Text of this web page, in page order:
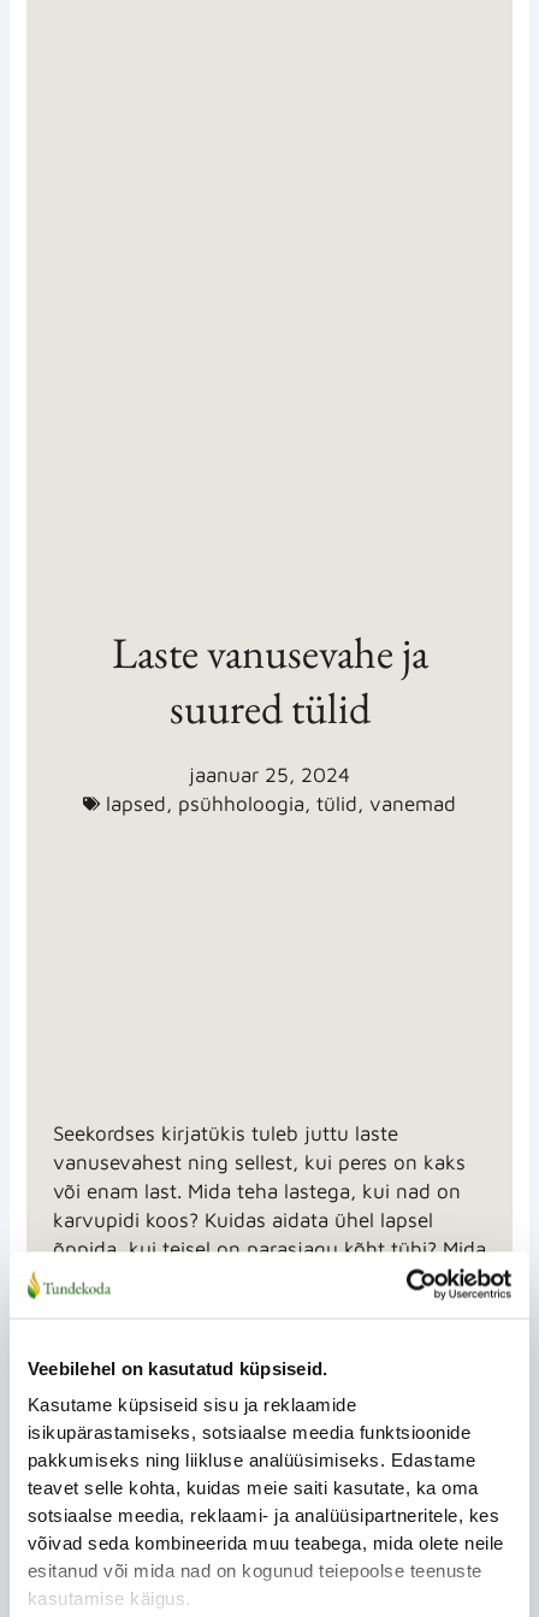
Veebilehel on kasutatud küpsiseid.
Kasutame küpsiseid sisu ja reklaamide
isikupärastamiseks, sotsiaalse meedia funktsioonide
pakkumiseks ning liikluse analüüsimiseks. Edastame
teavet selle kohta, kuidas meie saiti kasutate, ka oma
sotsiaalse meedia, reklaami- ja analüüsipartneritele, kes
võivad seda kombineerida muu teabega, mida olete neile
esitanud või mida nad on kogunud teiepoolse teenuste
kasutamise käigus.
Laste vanusevahe ja
suured tülid
jaanuar 25, 2024
lapsed, psühholoogia, tülid, vanemad
Seekordses kirjatükis tuleb juttu laste
vanusevahest ning sellest, kui peres on kaks
või enam last. Mida teha lastega, kui nad on
karvupidi koos? Kuidas aidata ühel lapsel
õppida, kui teisel on parasjagu kõht tühi? Mida
saab teha vanem, et toetada laste paremat
vastused põletavatele küsimustele. Täisartikli
viide ajakirjas Pere ja Kodu on leitav teksti
lõpus.